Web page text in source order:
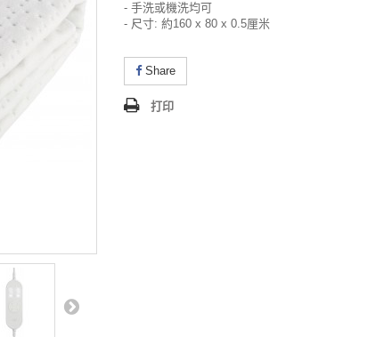
- 手洗或機洗均可
- 尺寸: 約160 x 80 x 0.5厘米
Share
打印